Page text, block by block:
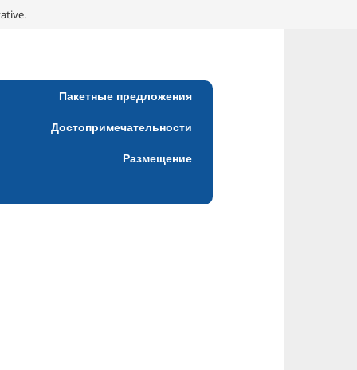
Пакетные предложения
Достопримечательности
Размещение